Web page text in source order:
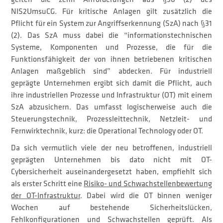
NIS2UmsuCG. Für kritische Anlagen gilt zusätzlich die
Pflicht für ein System zur Angriffserkennung (SzA) nach §31
(2). Das SzA muss dabei die “informationstechnischen
Systeme, Komponenten und Prozesse, die für die
Funktionsfähigkeit der von ihnen betriebenen kritischen
Anlagen maßgeblich sind” abdecken. Für industriell
geprägte Unternehmen ergibt sich damit die Pflicht, auch
ihre industriellen Prozesse und Infrastruktur (OT) mit einem
SzA abzusichern. Das umfasst logischerweise auch die
Steuerungstechnik, Prozessleittechnik, Netzleit- und
Fernwirktechnik, kurz: die Operational Technology oder OT.
Da sich vermutlich viele der neu betroffenen, industriell
geprägten Unternehmen bis dato nicht mit OT-
Cybersicherheit auseinandergesetzt haben, empfiehlt sich
als erster Schritt eine Risiko- und Schwachstellenbewertung
der OT-Infrastruktur. Dabei wird die OT binnen weniger
Wochen auf bestehende Sicherheitslücken,
Fehlkonfigurationen und Schwachstellen geprüft. Als